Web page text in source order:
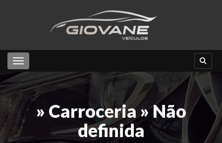
Toggle navigation
» Carroceria » Não
definida